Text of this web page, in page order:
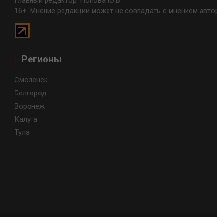
16+. Мнение редакции может не совпадать с мнением
Регионы
Смоленск
Белгород
Воронеж
Калуга
Тула